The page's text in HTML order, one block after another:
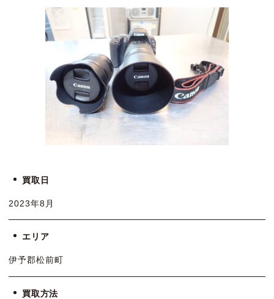
買取日
2023年8月
エリア
伊予郡松前町
買取方法